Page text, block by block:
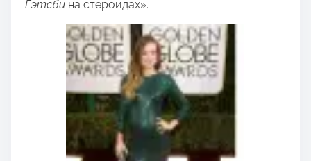
Гэтсби на стероидах».